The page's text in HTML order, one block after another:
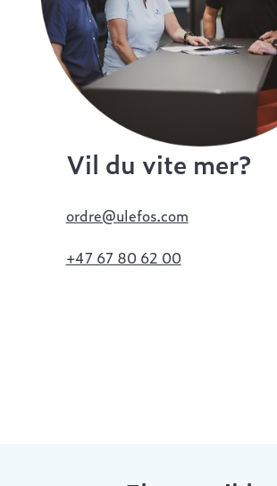
Vil du vite mer?
ordre@ulefos.com
+47 67 80 62 00